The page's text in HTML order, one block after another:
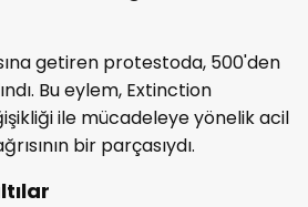
getiren protestoda, 500'den
Bu eylem, Extinction
ile mücadeleye yönelik acil
bir parçasıydı.